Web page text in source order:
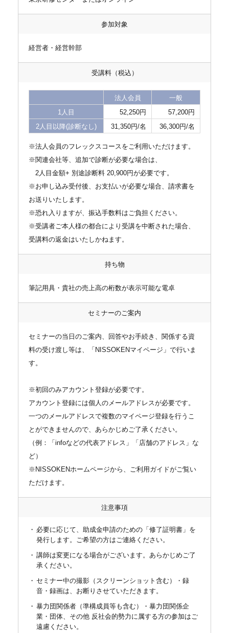
参加対象
経営者・経営幹部
受講料（税込）
法人会員
一般
1人目
52,250円
57,200円
2人目以降(診断なし)
31,350円/名 36,300円/名
※法人会員のフレックスコースをご利用いただけます。
※関連会社等、追加で診断が必要な場合は、
2人目金額+ 別途診断料 20,900円が必要です。
※お申し込み受付後、お支払いが必要な場合、請求書を
お送りいたします。
※恐れ入りますが、振込手数料はご負担ください。
※受講者ご本人様の都合により受講を中断された場合、
受講料の返金はいたしかねます。
持ち物
筆記用具・貴社の売上高の桁数が表示可能な電卓
セミナーのご案内
セミナーの当日のご案内、回答やお手続き、関係する資
料の受け渡し等は、「NISSOKENマイページ」で行いま
す。
※初回のみアカウント登録が必要です。
アカウント登録には個人のメールアドレスが必要です。
一つのメールアドレスで複数のマイページ登録を行うこ
とができませんので、あらかじめご了承ください。
（例：「infoなどの代表アドレス」「店舗のアドレス」な
ど）
※NISSOKENホームページから、ご利用ガイドがご覧い
ただけます。
注意事項
必要に応じて、助成金申請のための「修了証明書」を
発行します。ご希望の方はご連絡ください。
講師は変更になる場合がございます。あらかじめご了
承ください。
セミナー中の撮影（スクリーンショット含む）・録
音・録画は、お断りさせていただきます。
暴力団関係者（準構成員等も含む）・暴力団関係企
業・団体、その他 反社会的勢力に属する方の参加はご
遠慮ください。